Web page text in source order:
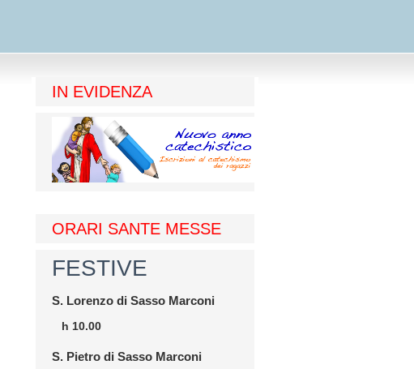
IN EVIDENZA
ORARI SANTE MESSE
FESTIVE
S. Lorenzo di Sasso Marconi
h 10.00
S. Pietro di Sasso Marconi